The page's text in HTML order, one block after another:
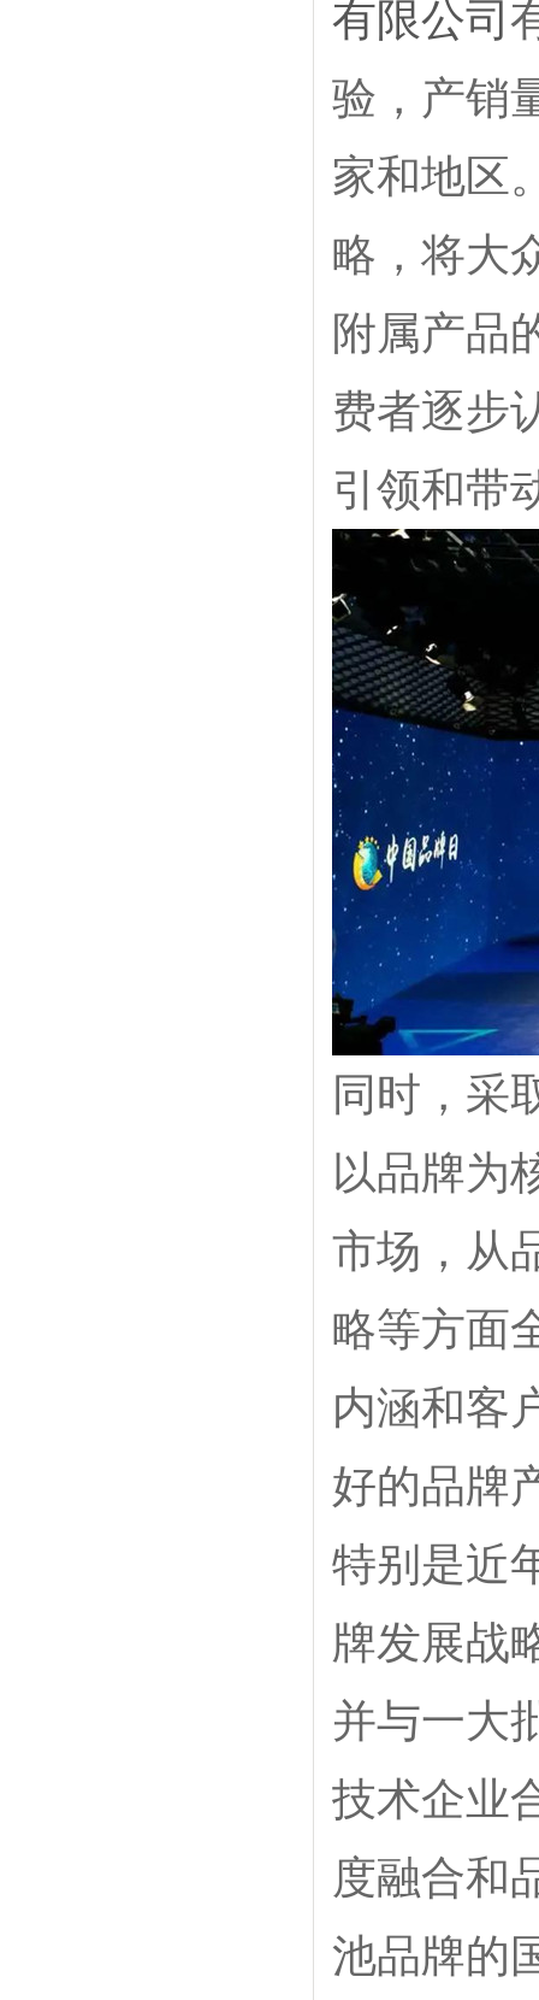
有限公司
验，产销
家和地区
略，将大
附属产品
费者逐步
引领和带
同时，采
以品牌为
市场，从
略等方面
内涵和客
好的品牌
特别是近
牌发展战
并与一大
技术企业
度融合和
池品牌的